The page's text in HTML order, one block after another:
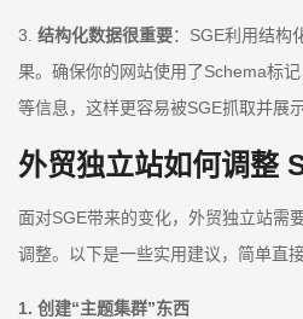
3. 结构化数据很重要：SGE利用结构
果。确保你的网站使用了Schema标
等信息，这样更容易被SGE抓取并展示
外贸独立站如何调整
面对SGE带来的变化，外贸独立站需
调整。以下是一些实用建议，简单直
1. 创建“主题集群”东西